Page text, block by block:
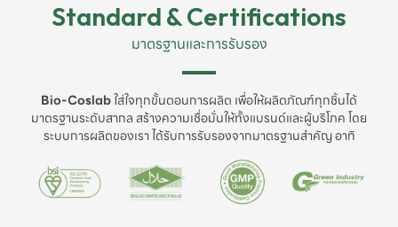
Standard & Certifications
มาตรฐานและการรับรอง
Bio-Coslabใส่ใจทุกขั้นตอนการผลิต เพื่อให้ผลิตภัณฑ์ทุกชิ้นได้
มาตรฐานระดับสากล สร้างความเชื่อมั่นให้ทั้งแบรนด์และผู้บริโภค โดย
ระบบการผลิตของเรา ได้รับการรับรองจากมาตรฐานสำคัญ อาทิ